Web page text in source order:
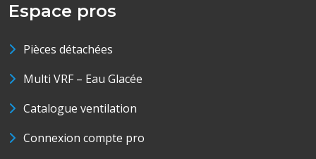
Espace pros
Pièces détachées
Multi VRF – Eau Glacée
Catalogue ventilation
Connexion compte pro